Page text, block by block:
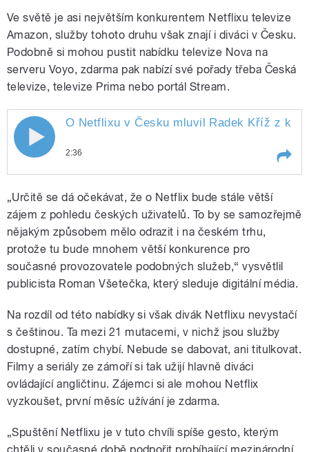
Ve světě je asi největším konkurentem Netflixu televize
Amazon, služby tohoto druhu však znají i diváci v Česku.
Podobně si mohou pustit nabídku televize Nova na
serveru Voyo, zdarma pak nabízí své pořady třeba Česká
televize, televize Prima nebo portál Stream.
pause
O Netflixu v Česku mluvil Radek Kříž z
2:36
kulturní redakce
„Určitě se dá očekávat, že o Netflix bude stále větší
zájem z pohledu českých uživatelů. To by se samozřejmě
nějakým způsobem mělo odrazit i na českém trhu,
protože tu bude mnohem větší konkurence pro
současné provozovatele podobných služeb,“ vysvětlil
publicista Roman Všetečka, který sleduje digitální média.
Na rozdíl od této nabídky si však divák Netflixu nevystačí
s češtinou. Ta mezi 21 mutacemi, v nichž jsou služby
dostupné, zatím chybí. Nebude se dabovat, ani titulkovat.
Filmy a seriály ze zámoří si tak užijí hlavně diváci
ovládající angličtinu. Zájemci si ale mohou Netflix
vyzkoušet, první měsíc užívání je zdarma.
„Spuštění Netflixu je v tuto chvíli spíše gesto, kterým